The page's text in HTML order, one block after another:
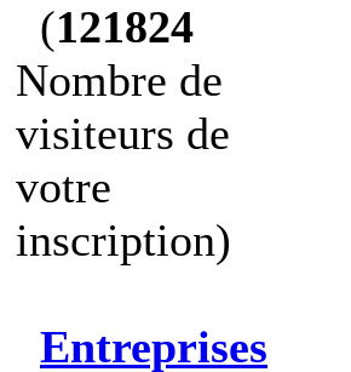
(121824
Nombre de
visiteurs de
votre
inscription)
Entreprises